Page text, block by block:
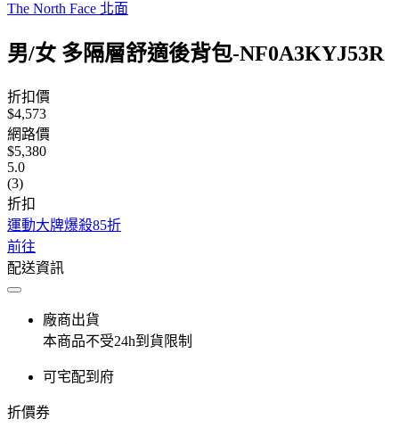
The North Face 北面
男/女 多隔層舒適後背包-NF0A3KYJ53R
折扣價
$4,573
網路價
$5,380
5.0
(3)
折扣
運動大牌爆殺85折
前往
配送資訊
廠商出貨
本商品不受24h到貨限制
可宅配到府
折價券